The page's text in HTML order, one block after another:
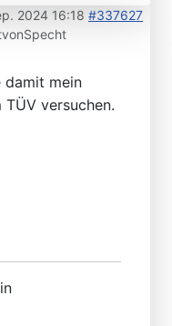
2024 16:18 #337627
damit mein
versuchen.